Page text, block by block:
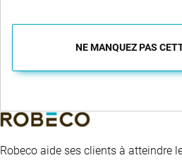
NE MANQUEZ PAS
Robeco aide ses clients à atteindre